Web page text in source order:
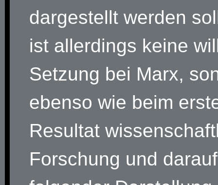
dargestellt werden
ist allerdings keine
Setzung bei Marx,
ebenso wie beim
Resultat
Forschung und darauf